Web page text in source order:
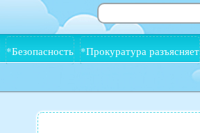
*Безопасность *Прокуратура разъясняет